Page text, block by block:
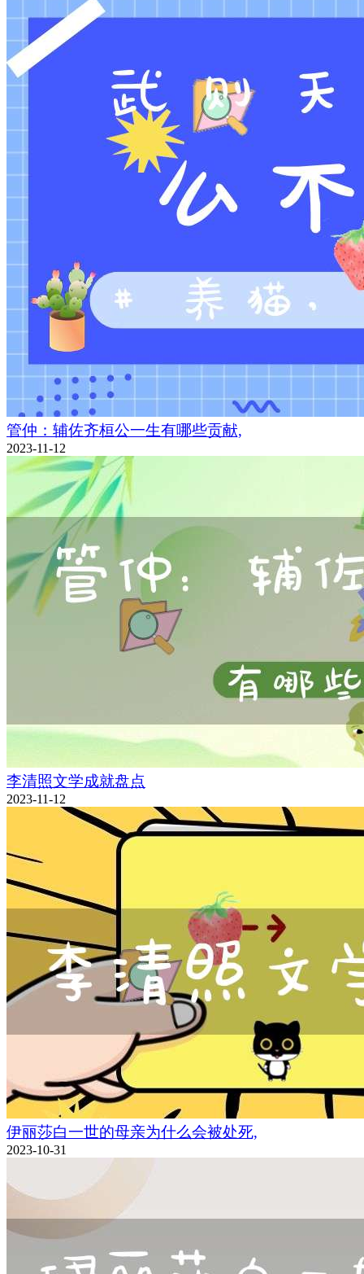
管仲：辅佐齐桓公一生有哪些贡献,
2023-11-12
李清照文学成就盘点
2023-11-12
伊丽莎白一世的母亲为什么会被处死,
2023-10-31